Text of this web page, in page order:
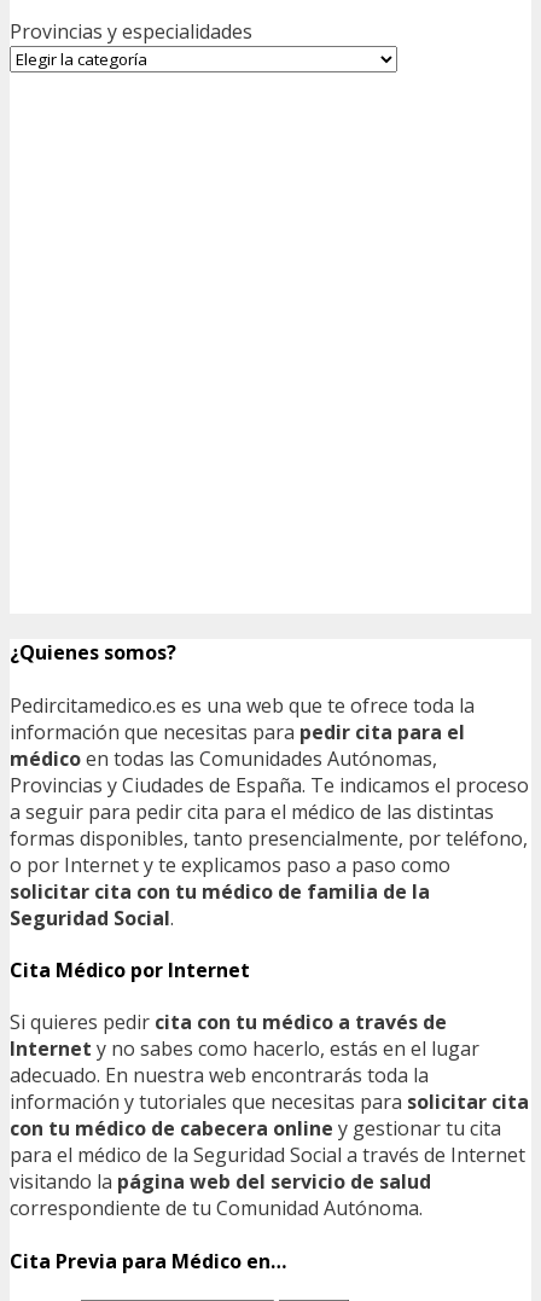
Provincias y especialidades
¿Quienes somos?
Pedircitamedico.es es una web que te ofrece toda la
información que necesitas para pedir cita para el
médicoen todas las Comunidades Autónomas,
Provincias y Ciudades de España. Te indicamos el proceso
a seguir para pedir cita para el médico de las distintas
formas disponibles, tanto presencialmente, por teléfono,
o por Internet y te explicamos paso a paso como
solicitar cita con tu médico de familia de la
Seguridad Social.
Cita Médico por Internet
Si quieres pedir cita con tu médico a través de
Internet y no sabes como hacerlo, estás en el lugar
adecuado. En nuestra web encontrarás toda la
información y tutoriales que necesitas para solicitar cita
con tu médico de cabecera online y gestionar tu cita
para el médico de la Seguridad Social a través de Internet
visitando la página web del servicio de salud
correspondiente de tu Comunidad Autónoma.
Cita Previa para Médico en…